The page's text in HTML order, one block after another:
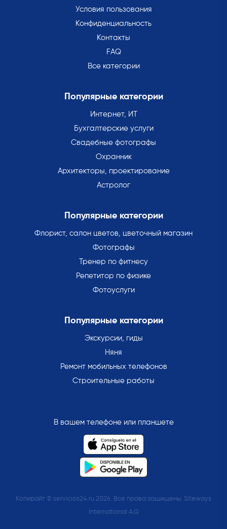
Условия пользования
Конфиденциальность
Контакты
FAQ
Все категории
Популярные категории
Интернет, ИТ
Бухгалтерские услуги
Свадебные фотографы
Охранник
Архитекторы, проектирование
Астролог
Популярные категории
Флорист, салон цветов, цветочный магазин
Фотографы
Тренер по фитнесу
Репетитор по физике
Фотоуслуги
Популярные категории
Экскурсии, гиды
Няня
Ремонт мобильных телефонов
Строительные работы
В вашем телефоне или планшете
Копирайт © servicios24.ru 2026. Все права защищены. Siteways
International A.G